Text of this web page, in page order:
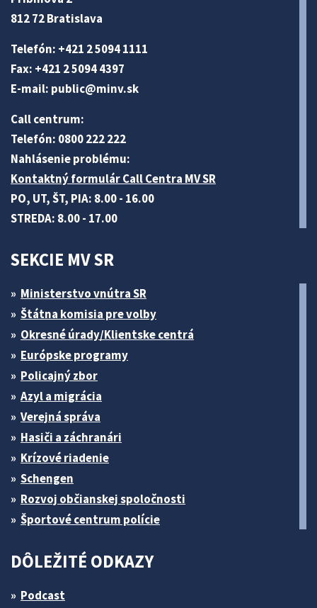
812 72 Bratislava
Telefón: +421 2 5094 1111
Fax: +421 2 5094 4397
E-mail: public@minv.sk
Call centrum:
Telefón: 0800 222 222
Nahlásenie problému:
Kontaktný formulár Call Centra MV SR
PO, UT, ŠT, PIA: 8.00 - 16.00
STREDA: 8.00 - 17.00
SEKCIE MV SR
Ministerstvo vnútra SR
Štátna komisia pre volby
Okresné úrady/Klientske centrá
Európske programy
Policajný zbor
Azyl a migrácia
Verejná správa
Hasiči a záchranári
Krízové riadenie
Schengen
Rozvoj občianskej spoločnosti
Športové centrum polície
DÔLEŽITÉ ODKAZY
Podcast